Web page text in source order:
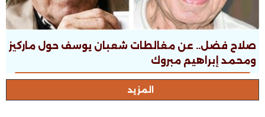
صلاح فضل.. عن مغالطات شعبان يوسف حول ماركيز
ومحمد إبراهيم مبروك
المزيد